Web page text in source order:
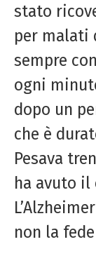
stato
per malati
sempre
ogni
dopo un
che è
Pesava
ha avuto il
non la